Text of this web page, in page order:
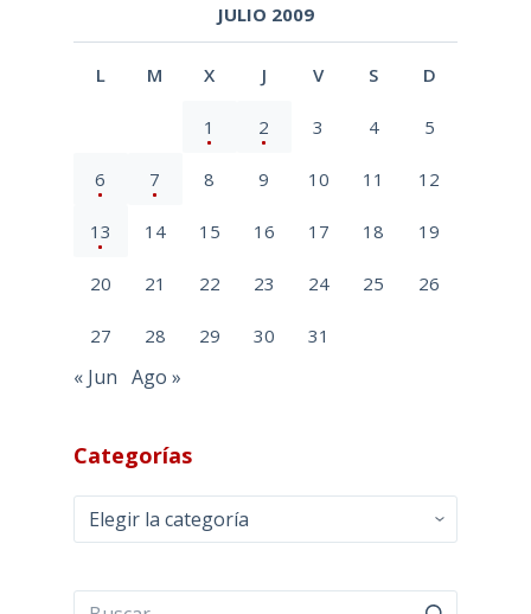
JULIO 2009
L M X J V S D
1 2 3 4 5
6 7 8 9 10 11 12
13 14 15 16 17 18 19
20 21 22 23 24 25 26
27 28 29 30 31
« Jun Ago »
Categorías
Categorías